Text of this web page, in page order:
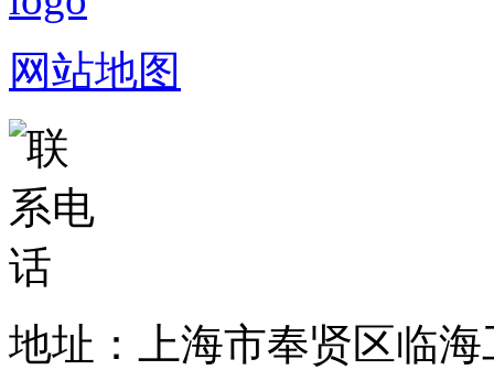
网站地图
地址：上海市奉贤区临